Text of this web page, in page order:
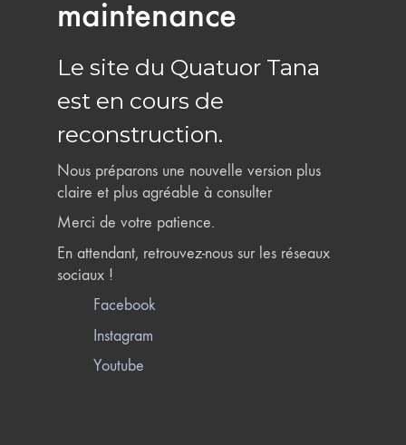
maintenance
Le site du Quatuor Tana
est en cours de
reconstruction.
Nous préparons une nouvelle version plus
claire et plus agréable à consulter
Merci de votre patience.
En attendant, retrouvez-nous sur les réseaux
sociaux !
Facebook
Instagram
Youtube